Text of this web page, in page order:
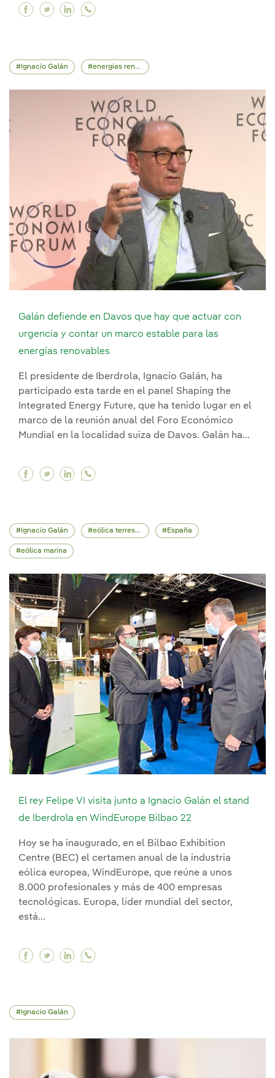
Facebook Foro de Davos 2026: Un Espíritu de
Twitter Foro de Davos 2026: Un Espíritu
Linkedin Foro de Davos 2026: Un
Ignacio Galán energías renovables
Galán defiende en Davos que hay que actuar con
urgencia y contar un marco estable para las
energías renovables
El presidente de Iberdrola, Ignacio Galán, ha
participado esta tarde en el panel Shaping the
Integrated Energy Future, que ha tenido lugar en el
marco de la reunión anual del Foro Económico
Mundial en la localidad suiza de Davos. Galán ha...
Facebook Galán defiende en Davos que hay
Twitter Galán defiende en Davos que hay
Linkedin Galán defiende en Davos
Ignacio Galán eólica terrestre España
eólica marina
El rey Felipe VI visita junto a Ignacio Galán el stand
de Iberdrola en WindEurope Bilbao 22
Hoy se ha inaugurado, en el Bilbao Exhibition
Centre (BEC) el certamen anual de la industria
eólica europea, WindEurope, que reúne a unos
8.000 profesionales y más de 400 empresas
tecnológicas. Europa, líder mundial del sector,
está...
Facebook El rey Felipe VI visita junto a
Twitter El rey Felipe VI visita junto a
Linkedin El rey Felipe VI visita junto a
Ignacio Galán